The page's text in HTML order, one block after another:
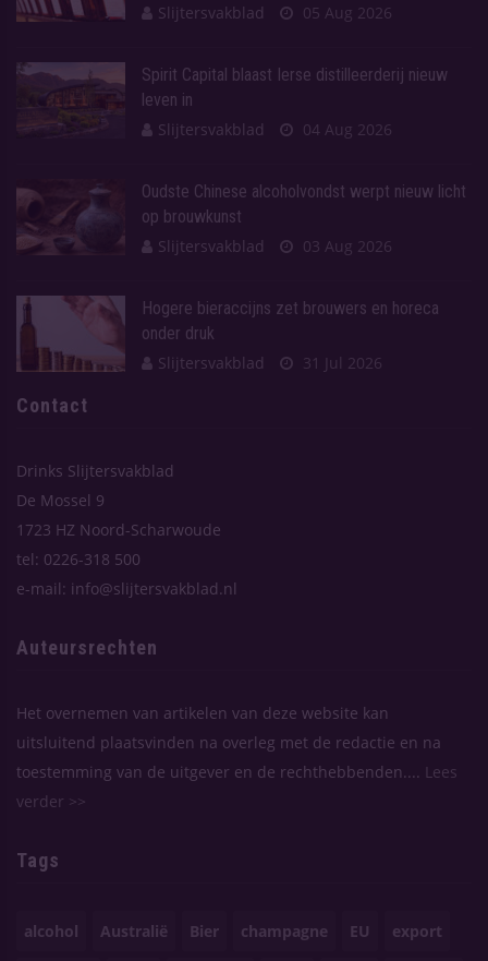
Slijtersvakblad
05 Aug 2026
Spirit Capital blaast Ierse distilleerderij nieuw
leven in
Slijtersvakblad
04 Aug 2026
Oudste Chinese alcoholvondst werpt nieuw licht
op brouwkunst
Slijtersvakblad
03 Aug 2026
Hogere bieraccijns zet brouwers en horeca
onder druk
Slijtersvakblad
31 Jul 2026
Contact
Drinks Slijtersvakblad
De Mossel 9
1723 HZ Noord-Scharwoude
tel: 0226-318 500
e-mail: info@slijtersvakblad.nl
Auteursrechten
Het overnemen van artikelen van deze website kan
uitsluitend plaatsvinden na overleg met de redactie en na
toestemming van de uitgever en de rechthebbenden....
Lees
verder >>
Tags
alcohol Australië Bier champagne EU export